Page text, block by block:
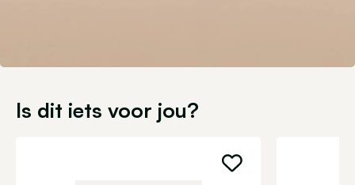
Is dit iets voor jou?